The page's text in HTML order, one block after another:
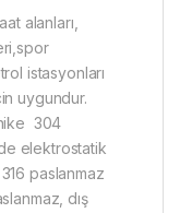
alanları,
istasyonları
uygundur.
304
elektrostatik
paslanmaz
dış